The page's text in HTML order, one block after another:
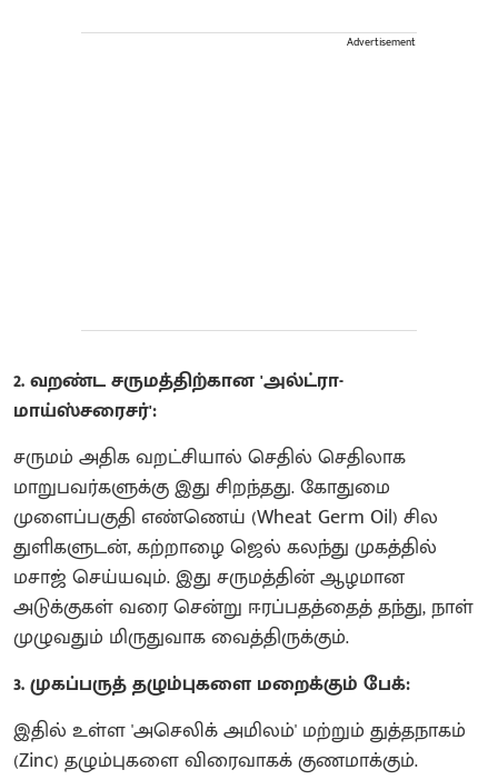
Advertisement
2. வறண்ட சருமத்திற்கான 'அல்ட்ரா-
மாய்ஸ்சரைசர்':
சருமம் அதிக வறட்சியால் செதில் செதிலாக
மாறுபவர்களுக்கு இது சிறந்தது. கோதுமை
முளைப்பகுதி எண்ணெய் (Wheat Germ Oil) சில
துளிகளுடன், கற்றாழை ஜெல் கலந்து முகத்தில்
மசாஜ் செய்யவும். இது சருமத்தின் ஆழமான
அடுக்குகள் வரை சென்று ஈரப்பதத்தைத் தந்து, நாள்
முழுவதும் மிருதுவாக வைத்திருக்கும்.
3. முகப்பருத் தழும்புகளை மறைக்கும் பேக்:
இதில் உள்ள 'அசெலிக் அமிலம்' மற்றும் துத்தநாகம்
(Zinc) தழும்புகளை விரைவாகக் குணமாக்கும்.